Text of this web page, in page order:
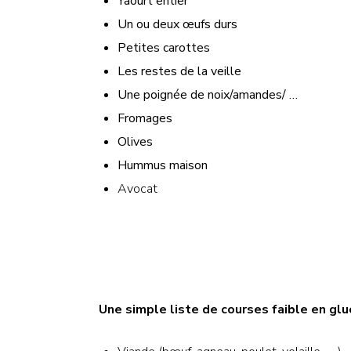
Un ou deux œufs durs
Petites carottes
Les restes de la veille
Une poignée de noix/amandes/ …
Fromages
Olives
Hummus maison
Avocat
Une simple liste de courses faible en